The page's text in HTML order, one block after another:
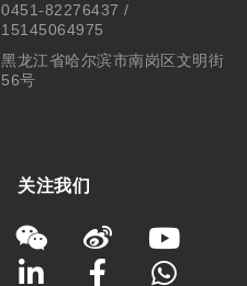
0451-82276437 /
15145064975
黑龙江省哈尔滨市南岗区文明街
56号
关注我们